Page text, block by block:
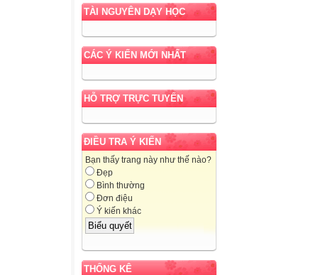
TÀI NGUYÊN DẠY HỌC
CÁC Ý KIẾN MỚI NHẤT
HỖ TRỢ TRỰC TUYẾN
ĐIỀU TRA Ý KIẾN
Bạn thấy trang này như thế nào?
Đẹp
Bình thường
Đơn điệu
Ý kiến khác
THỐNG KÊ